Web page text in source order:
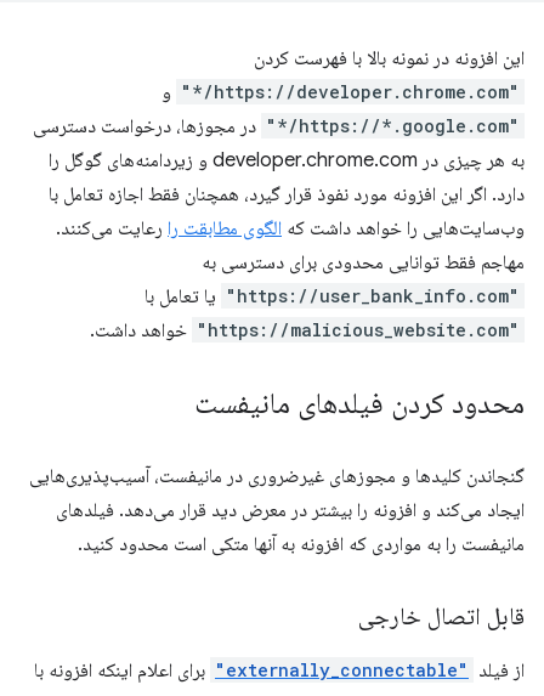
این افزونه در نمونه بالا با فهرست کردن
"https://developer.chrome.com/*" و
"https://*.google.com/*"
در مجوزها، درخواست دسترسی
به هر چیزی در developer.chrome.com و زیردامنه‌های گوگل را
دارد. اگر این افزونه مورد نفوذ قرار گیرد، همچنان فقط اجازه تعامل با
وب‌سایت‌هایی را خواهد داشت که الگوی مطابقت را رعایت می‌کنند.
مهاجم فقط توانایی محدودی برای دسترسی به
"https://user_bank_info.com" یا تعامل با
"https://malicious_website.com" خواهد داشت.
محدود کردن فیلدهای مانیفست
گنجاندن کلیدها و مجوزهای غیرضروری در مانیفست، آسیب‌پذیری‌هایی
ایجاد می‌کند و افزونه را بیشتر در معرض دید قرار می‌دهد. فیلدهای
مانیفست را به مواردی که افزونه به آنها متکی است محدود کنید.
قابل اتصال خارجی
از فیلد "externally_connectable"
برای اعلام اینکه افزونه با